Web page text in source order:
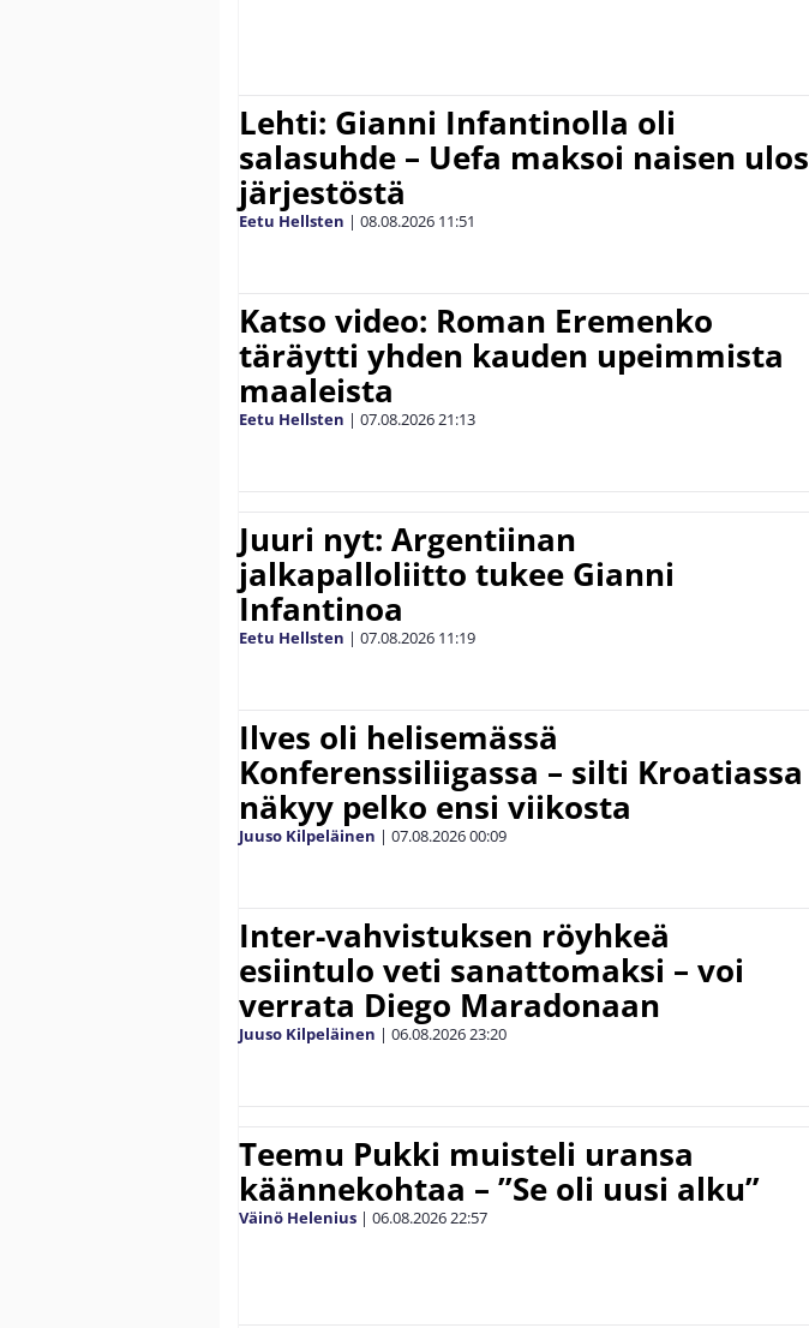
Lehti: Gianni Infantinolla oli
salasuhde – Uefa maksoi naisen ulos
järjestöstä
Eetu Hellsten | 08.08.2026 11:51
Katso video: Roman Eremenko
täräytti yhden kauden upeimmista
maaleista
Eetu Hellsten | 07.08.202621:13
Juuri nyt: Argentiinan
jalkapalloliitto tukee Gianni
Infantinoa
Eetu Hellsten | 07.08.2026 11:19
Ilves oli helisemässä
Konferenssiliigassa – silti Kroatiassa
näkyy pelko ensi viikosta
Juuso Kilpeläinen | 07.08.202600:09
Inter-vahvistuksen röyhkeä
esiintulo veti sanattomaksi – voi
verrata Diego Maradonaan
Juuso Kilpeläinen | 06.08.202623:20
Teemu Pukki muisteli uransa
käännekohtaa – ”Se oli uusi alku”
Väinö Helenius | 06.08.202622:57